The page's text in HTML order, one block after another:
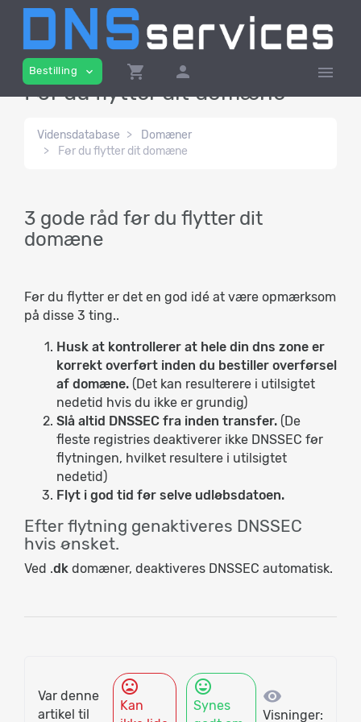
Bestilling expand_more shopping_cart person menu
Før du flytter dit domæne
Vidensdatabase
Domæner
Før du flytter dit domæne
3 gode råd før du flytter dit
domæne
Før du flytter er det en god idé at være opmærksom
på disse 3 ting..
Husk at kontrollerer at hele din dns zone er
korrekt overført inden du bestiller overførsel
af domæne. (Det kan resulterere i utilsigtet
nedetid hvis du ikke er grundig)
Slå altid DNSSEC fra inden transfer. (De
fleste registries deaktiverer ikke DNSSEC før
flytningen, hvilket resultere i utilsigtet
nedetid)
Flyt i god tid før selve udløbsdatoen.
Efter flytning genaktiveres DNSSEC
hvis ønsket.
Ved .dk domæner, deaktiveres DNSSEC automatisk.
Var denne
artikel til
mood_bad
Kan
mood
Synes
visibility
Visninger: